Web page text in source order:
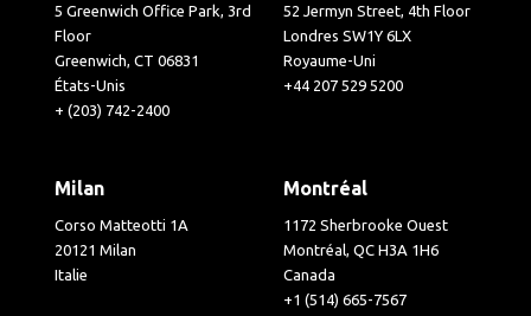
5 Greenwich Office Park, 3rd
Floor
Greenwich, CT 06831
États-Unis
+ (203) 742-2400
52 Jermyn Street, 4th Floor
Londres SW1Y 6LX
Royaume-Uni
+44 207 529 5200
Milan
Corso Matteotti 1A
20121 Milan
Italie
Montréal
1172 Sherbrooke Ouest
Montréal, QC H3A 1H6
Canada
+1 (514) 665-7567